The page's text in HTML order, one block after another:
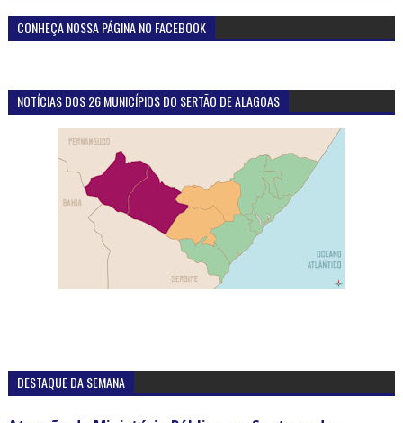
CONHEÇA NOSSA PÁGINA NO FACEBOOK
NOTÍCIAS DOS 26 MUNICÍPIOS DO SERTÃO DE ALAGOAS
DESTAQUE DA SEMANA